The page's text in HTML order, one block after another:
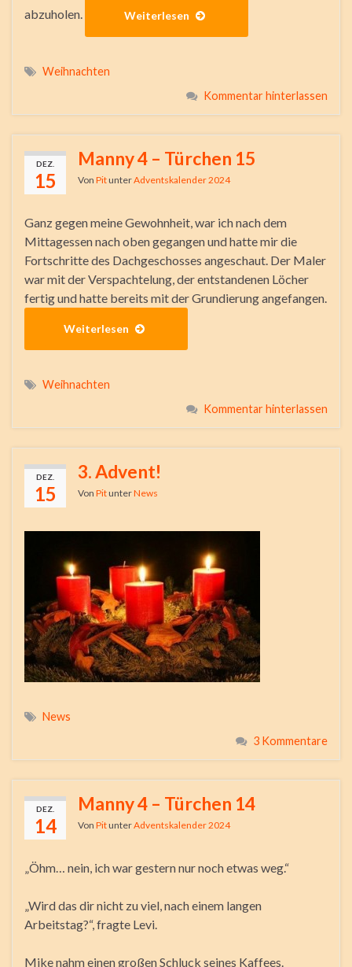
abzuholen.
Weiterlesen
Weihnachten
Kommentar hinterlassen
DEZ.
15
Manny 4 – Türchen 15
Von PitunterAdventskalender 2024
Ganz gegen meine Gewohnheit, war ich nach dem
Mittagessen nach oben gegangen und hatte mir die
Fortschritte des Dachgeschosses angeschaut. Der Maler
war mit der Verspachtelung, der entstandenen Löcher
fertig und hatte bereits mit der Grundierung angefangen.
Weiterlesen
Weihnachten
Kommentar hinterlassen
DEZ.
15
3. Advent!
Von PitunterNews
News
3 Kommentare
DEZ.
14
Manny 4 – Türchen 14
Von PitunterAdventskalender 2024
„Öhm… nein, ich war gestern nur noch etwas weg.“
„Wird das dir nicht zu viel, nach einem langen
Arbeitstag?“, fragte Levi.
Mike nahm einen großen Schluck seines Kaffees.